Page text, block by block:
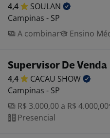
4,4
SOULAN
Campinas - SP
A combinar
Ensino
Supervisor De
4,4 CACAU SHOW
Campinas - SP
R$ 3.000,00 a R$ 4.000,00
Presencial